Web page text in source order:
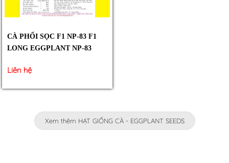
CÀ PHỔI SỌC F1 NP-83 F1
LONG EGGPLANT NP-83
Liên hệ
Xem thêm HẠT GIỐNG CÀ - EGGPLANT SEEDS